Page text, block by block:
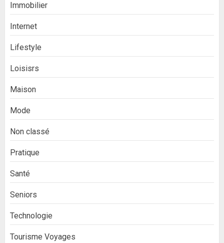
Immobilier
Internet
Lifestyle
Loisisrs
Maison
Mode
Non classé
Pratique
Santé
Seniors
Technologie
Tourisme Voyages